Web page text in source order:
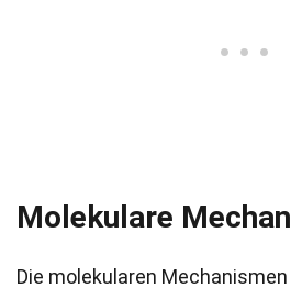
Molekulare
Die molekularen